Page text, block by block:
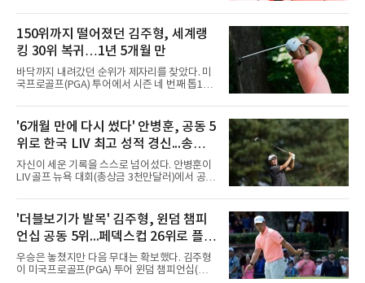
카 WGTOUR’ 6차 메이저대회 결선에서 1라운
드 9언더파, 2라운드 8언더파 최종합계 17언더
파를 기록하며 시즌 세 번째 우승을 따냈다.경기
는 투비전NX플러스 투어 모드에서 하루 동안 2
라운드 36홀 스트로크 플레이로 치러졌다. 코스
는 골프존 코스 난도 별 3개, 그린 난도 별 4개의
롯데스카이힐 부여CC (SKY/HILL)다.총 80명의
드 각축전을 치렀다.이진경은 1라운드 초반 주
춤했지만 후반 홀에서 맹타를 퍼부으며
150위까지 떨어졌던 김주형, 세계랭
킹 30위 복귀…1년 5개월 만
바닥까지 내려갔던 순위가 제자리를 찾았다. 미
국프로골프(PGA) 투어에서 시즌 네 번째 톱10
위에 복귀했다.김주형은 10일(한국시간) 발표된
남자 골프 세계랭킹에서 지난주보다 3계단 오른
30위에 이름을 올렸다. 이날 미국 노스캐롤라이
나주 그린즈버러의 세지필드 컨트리클럽(파70)
에서 끝난 윈덤 챔피언십에서 최종 합계 15언더
파 265타로 공동 5위에 오른 결과다. 지난해 3월
이후 처음으로 30위권에 들었다.반등의 폭이 컸
지 이후 150위까지 떨어진 바 있다. 그러나 6월
US오픈 3위로 부활의 신호
'6개월 만에 다시 썼다' 안병훈, 공동 5
위로 한국 LIV 최고 성적 경신...송영한
도 톱10
자신이 세운 기록을 스스로 넘어섰다. 안병훈이
LIV 골프 뉴욕 대회(총상금 3천만달러)에서 공동
병훈은 10일(한국시간) 미국 뉴저지주 베드민스
터의 트럼프 내셔널 골프 클럽 베드민스터(파
71)에서 열린 최종 4라운드에서 버디 5개와 보
기 3개를 묶어 2언더파 69타를 쳤다. 최종 합계
7언더파 277타로 5위, 우승자 호아킨 니만(칠레
·16언더파 268타)과는 9타 차였다.기록의 의미
가 크다. 올해 LIV 골프로 이적해 새로 만들어진
'더블보기가 발목' 김주형, 윈덤 챔피
언십 공동 5위...페덱스컵 26위로 플레
이오프행
우승은 놓쳤지만 다음 무대는 확보했다. 김주형
이 미국프로골프(PGA) 투어 윈덤 챔피언십(총